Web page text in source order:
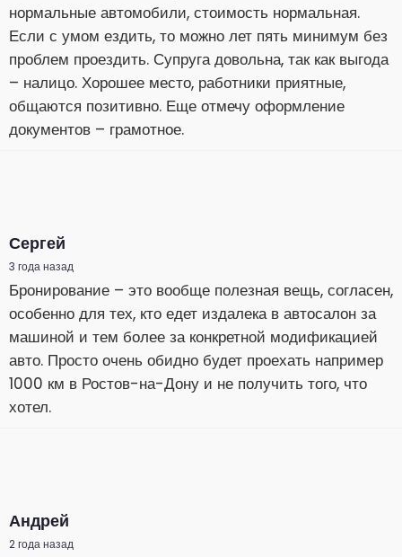
нормальные автомобили, стоимость нормальная.
Если с умом ездить, то можно лет пять минимум без
проблем проездить. Супруга довольна, так как выгода
– налицо. Хорошее место, работники приятные,
общаются позитивно. Еще отмечу оформление
документов – грамотное.
Сергей
3 года назад
Бронирование – это вообще полезная вещь, согласен,
особенно для тех, кто едет издалека в автосалон за
машиной и тем более за конкретной модификацией
авто. Просто очень обидно будет проехать например
1000 км в Ростов-на-Дону и не получить того, что
хотел.
Андрей
2 года назад